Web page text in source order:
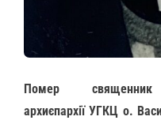
Помер священник
архиєпархії УГКЦ о.